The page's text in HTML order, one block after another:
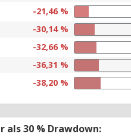
-21,46 %
-30,14 %
-32,66 %
-36,31 %
-38,20 %
30 % Drawdown: